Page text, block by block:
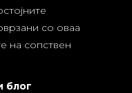
со оваа
на сопствен
блог